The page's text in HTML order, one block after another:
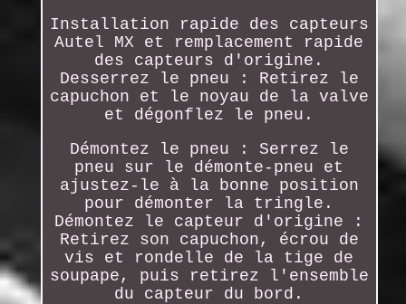
Installation rapide des capteurs
Autel MX et remplacement rapide
des capteurs d'origine.
Desserrez le pneu : Retirez le
capuchon et le noyau de la valve
et dégonflez le pneu.
Démontez le pneu : Serrez le
pneu sur le démonte-pneu et
ajustez-le à la bonne position
pour démonter la tringle.
Démontez le capteur d'origine :
Retirez son capuchon, écrou de
vis et rondelle de la tige de
soupape, puis retirez l'ensemble
du capteur du bord.